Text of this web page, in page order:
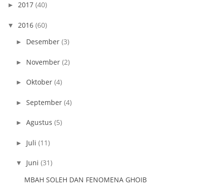
► 2017 (40)
▼ 2016 (60)
► Desember (3)
► November (2)
► Oktober (4)
► September (4)
► Agustus (5)
► Juli (11)
▼ Juni (31)
MBAH SOLEH DAN FENOMENA GHOIB